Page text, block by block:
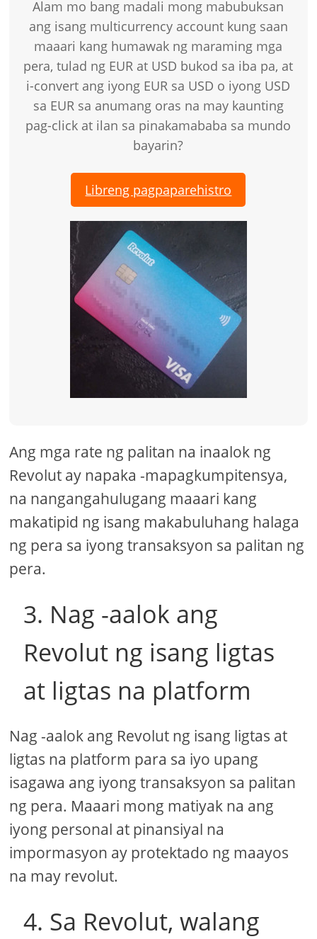
Alam mo bang madali mong mabubuksan
ang isang multicurrency account kung saan
maaari kang humawak ng maraming mga
pera, tulad ng EUR at USD bukod sa iba pa, at
i-convert ang iyong EUR sa USD o iyong USD
sa EUR sa anumang oras na may kaunting
pag-click at ilan sa pinakamababa sa mundo
bayarin?
Libreng pagpaparehistro
Ang mga rate ng palitan na inaalok ng
Revolut ay napaka -mapagkumpitensya,
na nangangahulugang maaari kang
makatipid ng isang makabuluhang halaga
ng pera sa iyong transaksyon sa palitan ng
pera.
3. Nag -aalok ang
Revolut ng isang ligtas
at ligtas na platform
Nag -aalok ang Revolut ng isang ligtas at
ligtas na platform para sa iyo upang
isagawa ang iyong transaksyon sa palitan
ng pera. Maaari mong matiyak na ang
iyong personal at pinansiyal na
impormasyon ay protektado ng maayos
na may revolut.
4. Sa Revolut, walang